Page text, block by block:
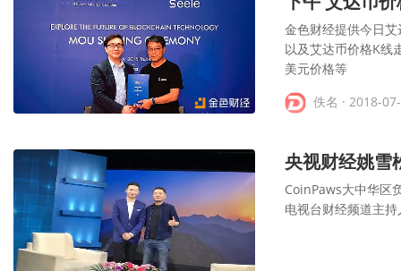
金色财经提供今日
以及艾达币价格K线
美元价格等
佚名 · 2018-
央视财经姚雪
CoinPaws大中华区
电视台财经频道主